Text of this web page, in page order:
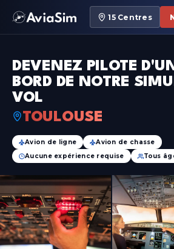
15Centres
DEVENEZ PILOTE
BORD DE NOTRE
VOL
TOULOUSE
Avion de ligne
Avion de chasse
Aucune expérience requise
Tous